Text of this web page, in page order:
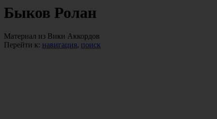
Быков Ролан
Материал из Вики Аккордов
Перейти к: навигация, поиск